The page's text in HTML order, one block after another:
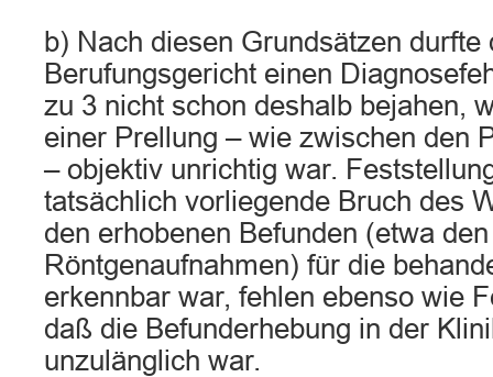
b) Nach diesen Grundsätzen durfte
Berufungsgericht einen
zu 3 nicht schon deshalb bejahen,
einer Prellung – wie zwischen den
– objektiv unrichtig war.
tatsächlich vorliegende Bruch des
den erhobenen Befunden (etwa den
Röntgenaufnahmen) für die
erkennbar war, fehlen ebenso wie
daß die Befunderhebung in der
unzulänglich war.